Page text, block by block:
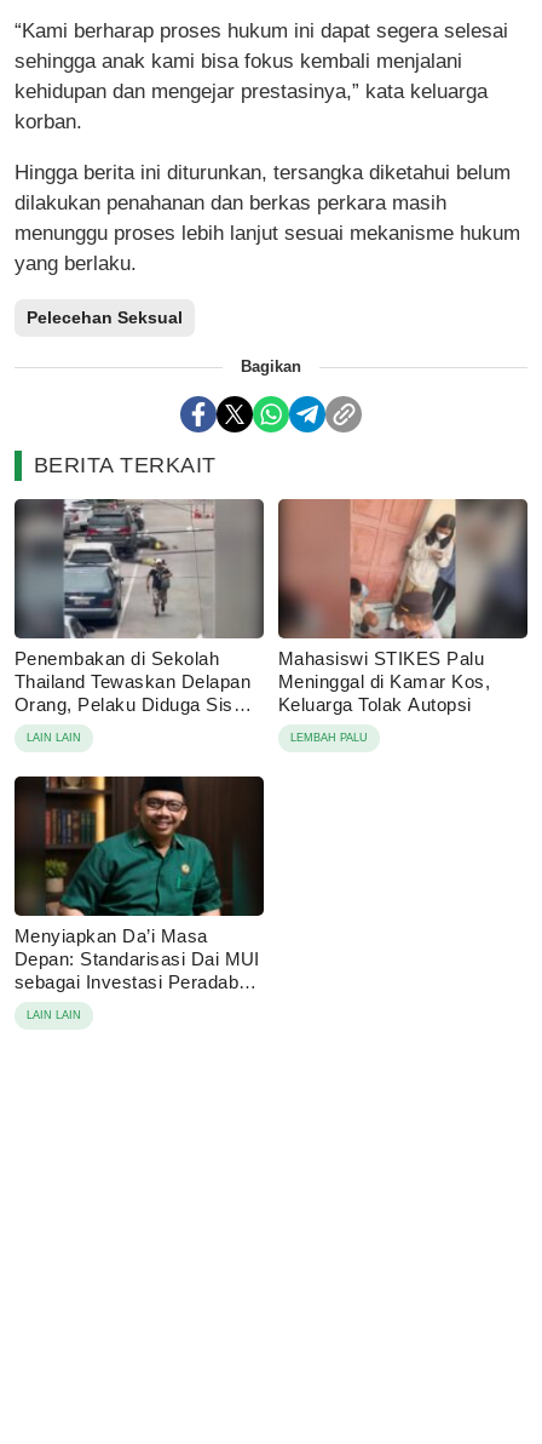
“Kami berharap proses hukum ini dapat segera selesai
sehingga anak kami bisa fokus kembali menjalani
kehidupan dan mengejar prestasinya,” kata keluarga
korban.
Hingga berita ini diturunkan, tersangka diketahui belum
dilakukan penahanan dan berkas perkara masih
menunggu proses lebih lanjut sesuai mekanisme hukum
yang berlaku.
Pelecehan Seksual
Bagikan
BERITA TERKAIT
Penembakan di Sekolah
Thailand Tewaskan Delapan
Orang, Pelaku Diduga Siswa
14 Tahun
LAIN LAIN
Mahasiswi STIKES Palu
Meninggal di Kamar Kos,
Keluarga Tolak Autopsi
LEMBAH PALU
Menyiapkan Da’i Masa
Depan: Standarisasi Dai MUI
sebagai Investasi Peradaban
di Era Disrupsi Digital
LAIN LAIN